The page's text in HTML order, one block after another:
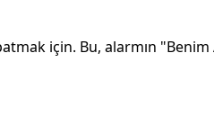
için. Bu, alarmın